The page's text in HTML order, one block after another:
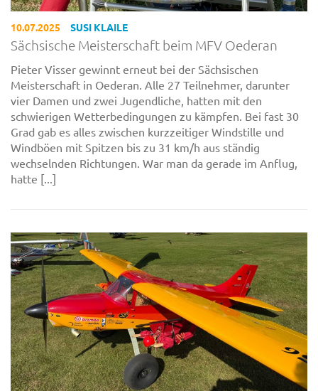
10.07.2025 SUSI KLAILE
Sächsische Meisterschaft beim MFV Oederan
Pieter Visser gewinnt erneut bei der Sächsischen
Meisterschaft in Oederan. Alle 27 Teilnehmer, darunter
vier Damen und zwei Jugendliche, hatten mit den
schwierigen Wetterbedingungen zu kämpfen. Bei fast 30
Grad gab es alles zwischen kurzzeitiger Windstille und
Windböen mit Spitzen bis zu 31 km/h aus ständig
wechselnden Richtungen. War man da gerade im Anflug,
hatte [...]